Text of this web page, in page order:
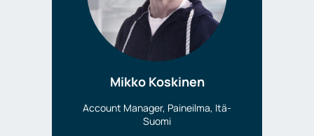
Mikko Koskinen
Account Manager, Paineilma, Itä-
Suomi